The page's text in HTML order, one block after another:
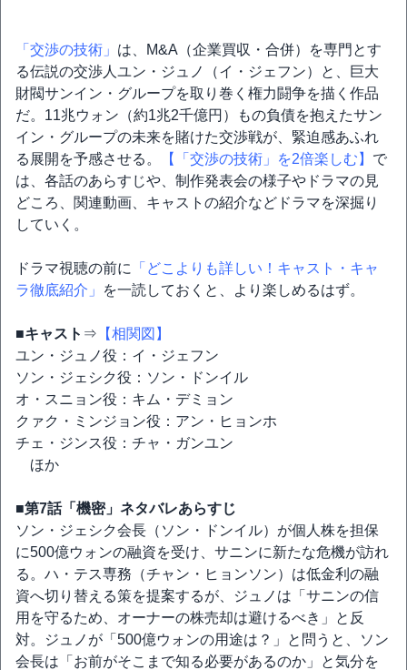
「交渉の技術」 は、M&A（企業買収・合併）を専門とす
る伝説の交渉人ユン・ジュノ（イ・ジェフン）と、巨大
財閥サンイン・グループを取り巻く権力闘争を描く作品
だ。11兆ウォン（約1兆2千億円）もの負債を抱えたサン
イン・グループの未来を賭けた交渉戦が、緊迫感あふれ
る展開を予感させる。
【「交渉の技術」を2倍楽しむ】 で
は、各話のあらすじや、制作発表会の様子やドラマの見
どころ、関連動画、キャストの紹介などドラマを深掘り
していく。
ドラマ視聴の前に
「どこよりも詳しい！キャスト・キャ
ラ徹底紹介」
を一読しておくと、より楽しめるはず。
■キャスト ⇒ 【相関図】
ユン・ジュノ役：イ・ジェフン
ソン・ジェシク役：ソン・ドンイル
オ・スニョン役：キム・デミョン
クァク・ミンジョン役：アン・ヒョンホ
チェ・ジンス役：チャ・ガンユン
ほか
■第7話「機密」ネタバレあらすじ
ソン・ジェシク会長（ソン・ドンイル）が個人株を担保
に500億ウォンの融資を受け、サニンに新たな危機が訪れ
る。ハ・テス専務（チャン・ヒョンソン）は低金利の融
資へ切り替える策を提案するが、ジュノは「サニンの信
用を守るため、オーナーの株売却は避けるべき」と反
対。ジュノが「500億ウォンの用途は？」と問うと、ソン
会長は「お前がそこまで知る必要があるのか」と気分を